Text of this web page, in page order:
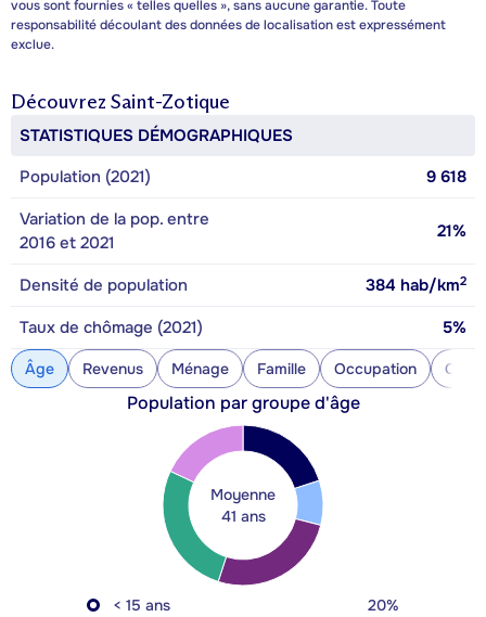
vous sont fournies « telles quelles », sans aucune garantie. Toute
responsabilité découlant des données de localisation est expressément
exclue.
Découvrez Saint-Zotique
STATISTIQUES DÉMOGRAPHIQUES
Population (2021)
9 618
Variation de la pop. entre
2016 et 2021
21%
Densité de population 384 hab/km2
Taux de chômage (2021) 5%
Âge Revenus Ménage Famille Occupation
Population par groupe d'âge
Moyenne
41 ans
< 15 ans
20%